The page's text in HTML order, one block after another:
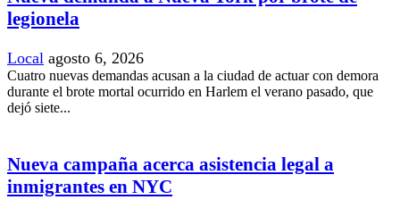
legionela
Local agosto 6, 2026
Cuatro nuevas demandas acusan a la ciudad de actuar con demora
durante el brote mortal ocurrido en Harlem el verano pasado, que
dejó siete...
Nueva campaña acerca asistencia legal a
inmigrantes en NYC